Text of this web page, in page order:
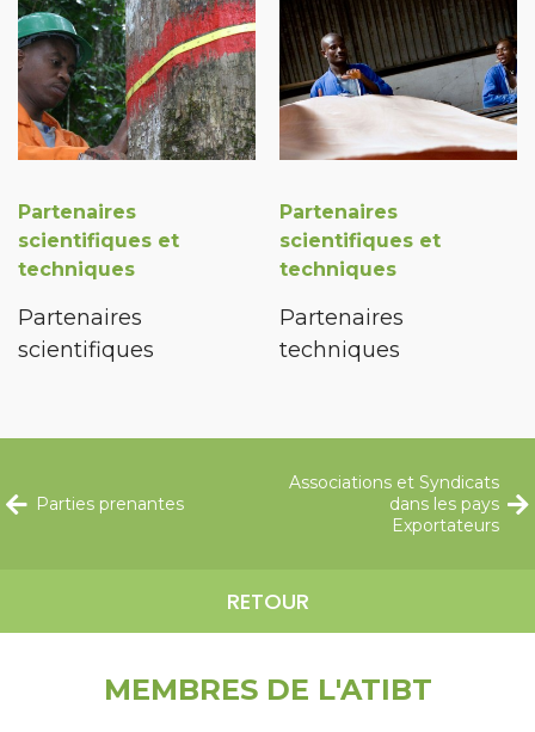
Partenaires
scientifiques et
techniques
Partenaires
scientifiques
Partenaires
scientifiques et
techniques
Partenaires
techniques
Parties prenantes
RETOUR
Associations et Syndicats
dans les pays
Exportateurs
MEMBRES DE L'ATIBT